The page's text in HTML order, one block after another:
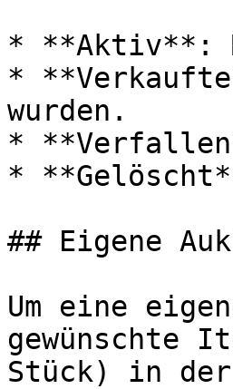
* **Aktiv**:
*
wurden.
*
*
## Eigene
Um eine
gewünschte
Stück) in der